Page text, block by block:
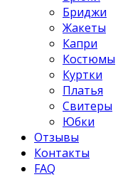
Бриджи
Жакеты
Капри
Костюмы
Куртки
Платья
Свитеры
Юбки
Отзывы
Контакты
FAQ